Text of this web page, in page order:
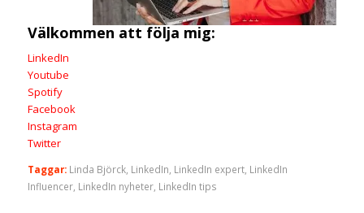
Välkommen att följa mig:
LinkedIn
Youtube
Spotify
Facebook
Instagram
Twitter
Taggar: Linda Björck, LinkedIn LinkedIn expert, LinkedIn
Influencer, LinkedIn nyheter, LinkedIn tips